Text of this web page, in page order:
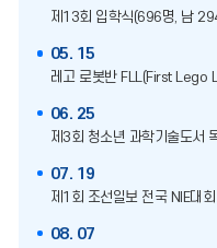
제13회 입학식(696명, 남
05. 15
레고 로봇반 FLL(First Lego
06. 25
제3회 청소년 과학기술도서
07. 19
제1회 조선일보 전국 NIE대
08. 07